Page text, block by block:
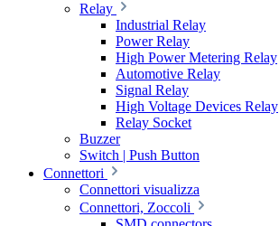
Relay
Industrial Relay
Power Relay
High Power Metering Relay
Automotive Relay
Signal Relay
High Voltage Devices Relay
Relay Socket
Buzzer
Switch | Push Button
Connettori
Connettori visualizza
Connettori, Zoccoli